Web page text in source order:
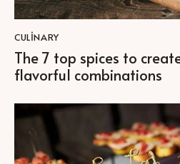
CULINARY
The 7 top spices to
flavorful combinations